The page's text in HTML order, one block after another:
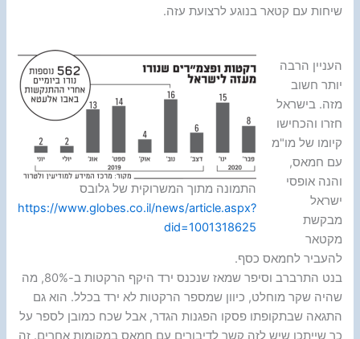
שיחות עם קטאר בנוגע לרצועת עזה.
התמונה מתוך המשרוקית של גלובס
https://www.globes.co.il/news/article.aspx?
did=1001318625
העניין הרבה
יותר חשוב
מזה. בישראל
חזרו והכחישו
קיומו של מו"מ
עם חמאס,
והנה אופסי
ישראל
מבקשת
מקטאר
להעביר לחמאס כסף.
בנט התרברב וסיפר שמאז שנכנס ירד היקף הרקטות ב-80%, מה
שהיה שקר מוחלט, כיוון שמספר הרקטות לא ירד בכלל. הוא גם
התגאה שבתקופתו פסקו הפגנות הגדר, אבל שכח כמובן לספר על
כך שייתכן שיש לזה קשר לדיבורים עם חמאס במקומות אחרים. זה